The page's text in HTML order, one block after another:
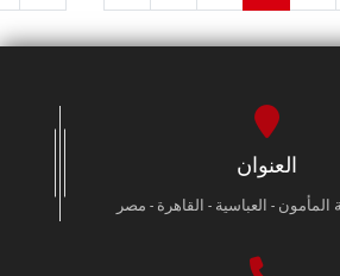
العنوان
المأمون - العباسية - القاهرة - مصر